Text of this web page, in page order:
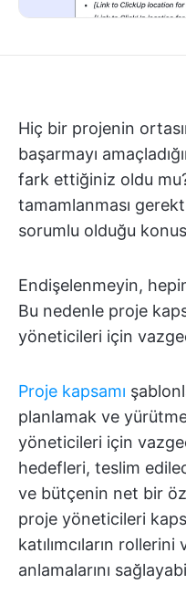
Hiç bir projenin
başarmayı
fark ettiğiniz oldu
tamamlanması
sorumlu olduğu
Endişelenmeyin,
Bu nedenle proje
yöneticileri için
Proje kapsamı
planlamak ve
yöneticileri için
hedefleri, teslim
ve bütçenin net bir
proje yöneticileri
katılımcıların rollerini
anlamalarını